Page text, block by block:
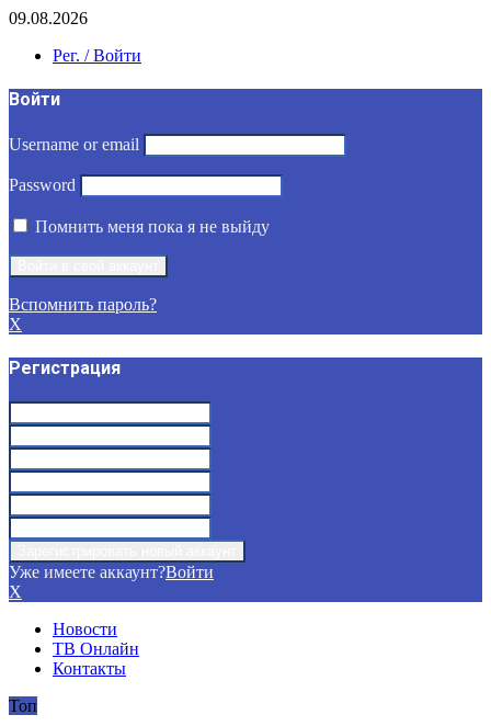
09.08.2026
Рег. / Войти
Войти
Username or email
Password
Помнить меня пока я не выйду
Вспомнить пароль?
X
Регистрация
Уже имеете аккаунт?Войти
X
Новости
ТВ Онлайн
Контакты
Топ